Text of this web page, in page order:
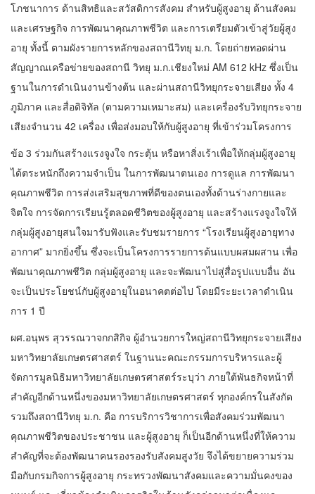
โภชนาการ ด้านสิทธิและสวัสดิการสังคม สำหรับผู้สูงอายุ ด้านสังคม
และเศรษฐกิจ การพัฒนาคุณภาพชีวิต และการเตรียมตัวเข้าสู่วัยผู้สูง
อายุ ทั้งนี้ ตามผังรายการหลักของสถานีวิทยุ ม.ก. โดยถ่ายทอดผ่าน
สัญญาณเครือข่ายของสถานี วิทยุ ม.ก.เชียงใหม่ AM 612 kHz ซึ่งเป็น
ฐานในการดำเนินงานข้างต้น และผ่านสถานีวิทยุกระจายเสียง ทั้ง 4
ภูมิภาค และสื่อดิจิทัล (ตามความเหมาะสม) และเครื่องรับวิทยุกระจาย
เสียงจำนวน 42 เครื่อง เพื่อส่งมอบให้กับผู้สูงอายุ ที่เข้าร่วมโครงการ
ข้อ 3 ร่วมกันสร้างแรงจูงใจ กระตุ้น หรือหาสิ่งเร้าเพื่อให้กลุ่มผู้สูงอายุ
ได้ตระหนักถึงความจำเป็น ในการพัฒนาตนเอง การดูแล การพัฒนา
คุณภาพชีวิต การส่งเสริมสุขภาพที่ดีของตนเองทั้งด้านร่างกายและ
จิตใจ การจัดการเรียนรู้ตลอดชีวิตของผู้สูงอายุ และสร้างแรงจูงใจให้
กลุ่มผู้สูงอายุสนใจมารับฟังและรับชมรายการ “โรงเรียนผู้สูงอายุทาง
อากาศ” มากยิ่งขึ้น ซึ่งจะเป็นโครงการรายการต้นแบบผสมผสาน เพื่อ
พัฒนาคุณภาพชีวิต กลุ่มผู้สูงอายุ และจะพัฒนาไปสู่สื่อรูปแบบอื่น อัน
จะเป็นประโยชน์กับผู้สูงอายุในอนาคตต่อไป โดยมีระยะเวลาดำเนิน
การ 1 ปี
ผศ.อนุพร สุวรรณวาจกกสิกิจ ผู้อำนวยการใหญ่สถานีวิทยุกระจายเสียง
มหาวิทยาลัยเกษตรศาสตร์ ในฐานนะคณะกรรมการบริหารและผู้
จัดการมูลนิธิมหาวิทยาลัยเกษตรศาสตร์ระบุว่า ภายใต้พันธกิจหน้าที่
สำคัญอีกด้านหนึ่งของมหาวิทยาลัยเกษตรศาสตร์ ทุกองค์กรในสังกัด
รวมถึงสถานีวิทยุ ม.ก. คือ การบริการวิชาการเพื่อสังคมร่วมพัฒนา
คุณภาพชีวิตของประชาชน และผู้สูงอายุ ก็เป็นอีกด้านหนึ่งที่ให้ความ
สำคัญที่จะต้องพัฒนาคนรองรองรับสังคมสูงวัย จึงได้ขยายความร่วม
มือกับกรมกิจการผู้สูงอายุ กระทรวงพัฒนาสังคมและความมั่นคงของ